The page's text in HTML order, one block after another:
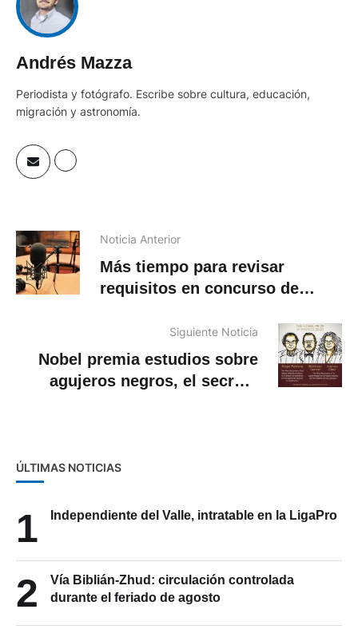
Andrés Mazza
Periodista y fotógrafo. Escribe sobre cultura, educación,
migración y astronomía.
Noticia Anterior
Más tiempo para revisar
requisitos en concurso de
Siguiente Noticia
Nobel premia estudios sobre
agujeros negros, el secreto
ÚLTIMAS NOTICIAS
1 Independiente del Valle, intratable en la LigaPro
2
Vía Biblián-Zhud: circulación controlada
durante el feriado de agosto